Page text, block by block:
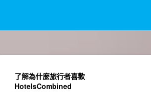
了解為什麼旅行者喜歡
HotelsCombined